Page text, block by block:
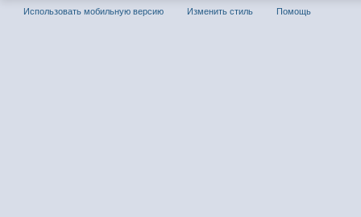
Использовать мобильную версию Изменить стиль Помощь